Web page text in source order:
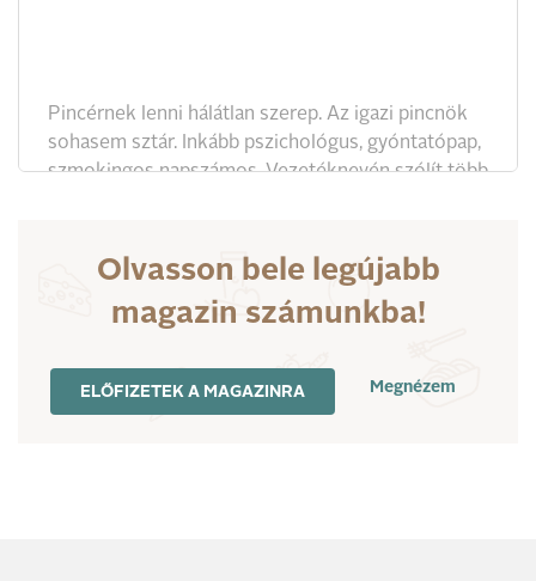
Pincérnek lenni hálátlan szerep. Az igazi pincnök
sohasem sztár. Inkább pszichológus, gyóntatópap,
szmokingos napszámos. Vezetéknevén szólít több
főpincéréről se tudja senki, hogy becsületes neve:
Olvasson bele legújabb
magazin számunkba!
ELŐFIZETEK A MAGAZINRA Megnézem